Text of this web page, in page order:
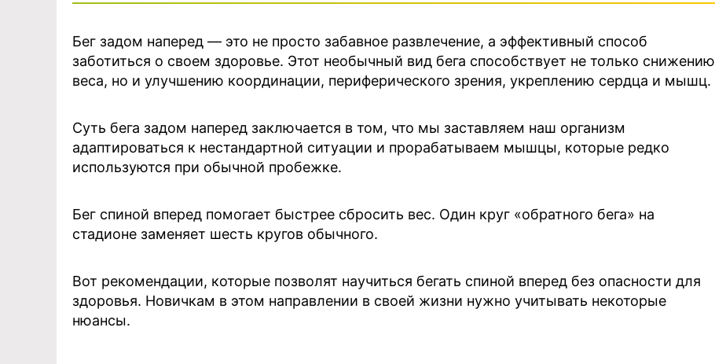
Бег задом наперед — это не просто забавное развлечение, а эффективный способ
заботиться о своем здоровье. Этот необычный вид бега способствует не только снижению
веса, но и улучшению координации, периферического зрения, укреплению сердца и мышц.
Суть бега задом наперед заключается в том, что мы заставляем наш организм
адаптироваться к нестандартной ситуации и прорабатываем мышцы, которые редко
используются при обычной пробежке.
Бег спиной вперед помогает быстрее сбросить вес. Один круг «обратного бега» на
стадионе заменяет шесть кругов обычного.
Вот рекомендации, которые позволят научиться бегать спиной вперед без опасности для
здоровья. Новичкам в этом направлении в своей жизни нужно учитывать некоторые
нюансы.